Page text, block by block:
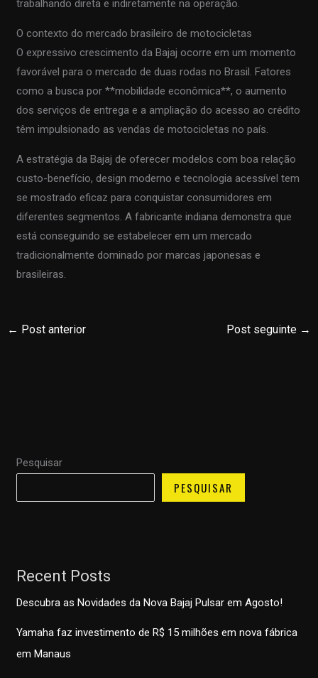
trabalhando direta e indiretamente na operação.
O contexto do mercado brasileiro de motocicletas
O expressivo crescimento da Bajaj ocorre em um momento
favorável para o mercado de duas rodas no Brasil. Fatores
como a busca por **mobilidade econômica**, o aumento
dos serviços de entrega e a ampliação do acesso ao crédito
têm impulsionado as vendas de motocicletas no país.
A estratégia da Bajaj de oferecer modelos com boa relação
custo-benefício, design moderno e tecnologia acessível tem
se mostrado eficaz para conquistar consumidores em
diferentes segmentos. A fabricante indiana demonstra que
está conseguindo se estabelecer em um mercado
tradicionalmente dominado por marcas japonesas e
brasileiras.
← Post anterior Post seguinte →
Pesquisar
PESQUISAR
Recent Posts
Descubra as Novidades da Nova Bajaj Pulsar em Agosto!
Yamaha faz investimento de R$ 15 milhões em nova fábrica
em Manaus